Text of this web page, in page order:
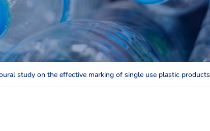
study on the effective marking of single use plastic products